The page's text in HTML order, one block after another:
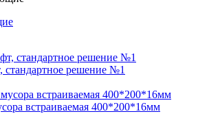
стандартное решение №1
встраиваемая 400*200*16мм